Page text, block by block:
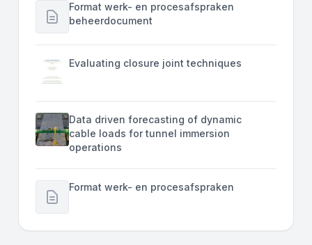
Format werk- en procesafspraken
beheerdocument
Evaluating closure joint techniques
Data driven forecasting of dynamic
cable loads for tunnel immersion
operations
Format werk- en procesafspraken